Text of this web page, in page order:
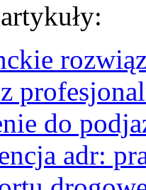
do
adr: